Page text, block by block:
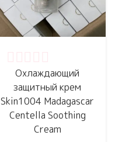
Охлаждающий
защитный крем
Skin1004 Madagascar
Centella Soothing
Cream